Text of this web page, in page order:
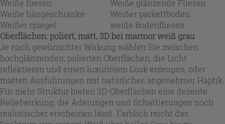
Weiße fliesen
Weiße glänzende Fliesen
Weiße hängeschränke
Weißer parkettboden
Weißer spiegel
weiße Bodenfliesen
Oberflächen: poliert, matt, 3D bei marmor weiß grau
Je nach gewünschter Wirkung wählen Sie zwischen
hochglänzenden, polierten Oberflächen, die Licht
reflektieren und einen luxuriösen Look erzeugen, oder
matten Ausführungen mit natürlicher, angenehmer Haptik.
Für mehr Struktur bieten 3D-Oberflächen eine dezente
Reliefwirkung, die Aderungen und Schattierungen noch
realistischer erscheinen lässt. Farblich reicht das